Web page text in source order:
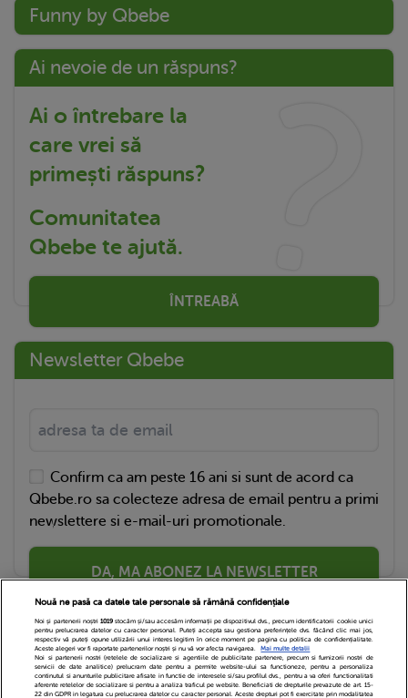
Funny by Qbebe
Ai nevoie de un răspuns?
Ai o întrebare la
care vrei să
primești răspuns?
Comunitatea
Qbebe te ajută.
ÎNTREABĂ
Newsletter Qbebe
Confirm ca am peste 16 ani si sunt de acord ca
Qbebe.ro sa colecteze adresa de email pentru a primi
newslettere si e-mail-uri promotionale.
DA, MA ABONEZ LA NEWSLETTER
Nouă ne pasă ca datele tale personale să rămână confidențiale
Noi și partenerii noștri 1019stocăm și/sau accesăm informații pe dispozitivul dvs., precum identificatorii cookie unici
pentru prelucrarea datelor cu caracter personal. Puteți accepta sau gestiona preferințele dvs. făcând clic mai jos,
respectiv vă puteți opune utilizării unui interes legitim în orice moment pe pagina cu politica de confidențialitate.
Aceste alegeri vor fi raportate partenerilor noștri și nu vă vor afecta navigarea.
Mai multe detalii
Noi si partenerii nostri (retelele de socializare si agentiile de publicitate partenere, precum si furnizorii nostri de
servicii de date analitice) prelucram date pentru a permite website-ului sa functioneze, pentru a personaliza
continutul si anunturile publicitare afisate in functie de interesele si/sau profilul dvs., pentru a va oferi functionalitati
aferente retelelor de socializare si pentru a analiza traficul pe website. Beneficiati de drepturile prevazute de art. 15-
22 din GDPR in legatura cu prelucrarea datelor cu caracter personal. Aceste drepturi pot fi exercitate prin modalitatea